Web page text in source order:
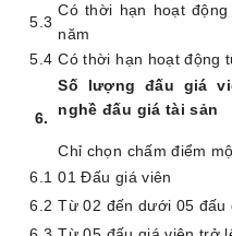
5.3
Có thời hạn hoạt
năm
5.4 Có thời hạn hoạt động
6.
Số lượng đấu giá
nghề đấu giá tài sản
Chỉ chọn chấm điểm
6.1 01 Đấu giá viên
6.2 Từ02 đến dưới 05 đấu